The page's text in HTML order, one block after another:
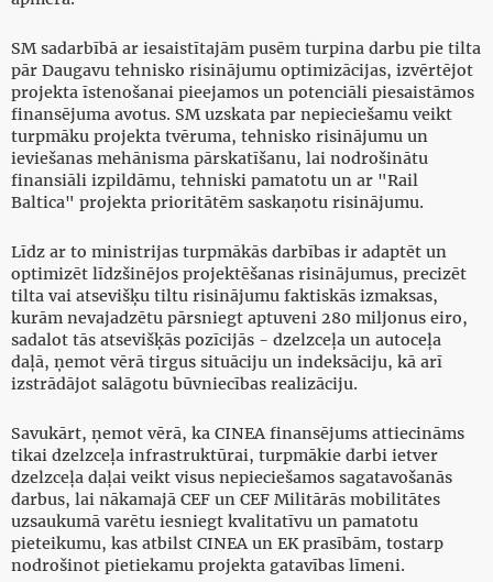
SM sadarbībā ar iesaistītajām pusēm turpina darbu pie tilta
pār Daugavu tehnisko risinājumu optimizācijas, izvērtējot
projekta īstenošanai pieejamos un potenciāli piesaistāmos
finansējuma avotus. SM uzskata par nepieciešamu veikt
turpmāku projekta tvēruma, tehnisko risinājumu un
ieviešanas mehānisma pārskatīšanu, lai nodrošinātu
finansiāli izpildāmu, tehniski pamatotu un ar "Rail
Baltica" projekta prioritātēm saskaņotu risinājumu.
Līdz ar to ministrijas turpmākās darbības ir adaptēt un
optimizēt līdzšinējos projektēšanas risinājumus, precizēt
tilta vai atsevišķu tiltu risinājumu faktiskās izmaksas,
kurām nevajadzētu pārsniegt aptuveni 280 miljonus eiro,
sadalot tās atsevišķās pozīcijās - dzelzceļa un autoceļa
daļā, ņemot vērā tirgus situāciju un indeksāciju, kā arī
izstrādājot salāgotu būvniecības realizāciju.
Savukārt, ņemot vērā, ka CINEA finansējums attiecināms
tikai dzelzceļa infrastruktūrai, turpmākie darbi ietver
dzelzceļa daļai veikt visus nepieciešamos sagatavošanās
darbus, lai nākamajā CEF un CEF Militārās mobilitātes
uzsaukumā varētu iesniegt kvalitatīvu un pamatotu
pieteikumu, kas atbilst CINEA un EK prasībām, tostarp
nodrošinot pietiekamu projekta gatavības līmeni.